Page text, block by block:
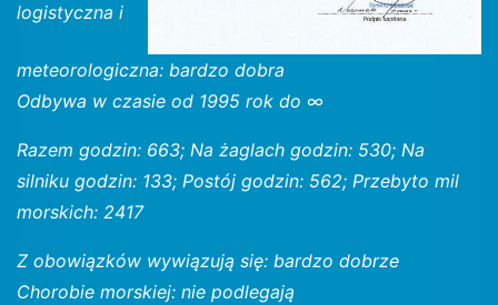
logistyczna i
meteorologiczna: bardzo dobra
Odbywa w czasie od 1995 rok do ∞
Razem godzin: 663; Na żaglach godzin: 530; Na
silniku godzin: 133; Postój godzin: 562; Przebyto mil
morskich: 2417
Z obowiązków wywiązują się: bardzo dobrze
Chorobie morskiej: nie podlegają